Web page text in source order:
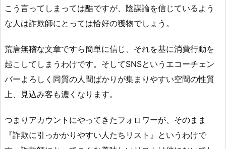
こう言ってしまっては酷ですが、陰謀論を信じているよう
な人は詐欺師にとっては恰好の獲物でしょう。
荒唐無稽な文章ですら簡単に信じ、それを基に消費行動を
起こしてしまうわけです。そしてSNSというエコーチェン
バーよろしく同質の人間ばかりが集まりやすい空間の性質
上、見込み客も濃くなります。
つまりアカウントにやってきたフォロワーが、そのまま
『詐欺に引っかかりやすい人たちリスト』というわけで